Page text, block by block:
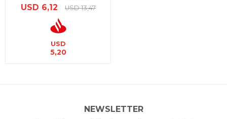
USD 6,12 USD 13,47
USD
5,20
NEWSLETTER